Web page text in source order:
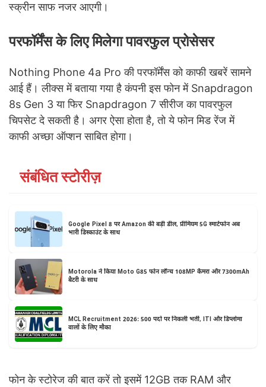
स्क्रीन साफ नजर आएगी।
परफॉर्मेंस के लिए मिलेगा पावरफुल प्रोसेसर
Nothing Phone 4a Pro की परफॉर्मेंस को काफी खबरें सामने
आई हैं। लीक्स में बताया गया है कंपनी इस फोन में Snapdragon
8s Gen 3 या फिर Snapdragon 7 सीरीज का पावरफुल
चिपसेट दे सकती है। अगर ऐसा होता है, तो ये फोन मिड रेंज में
काफी अच्छा ऑप्शन साबित होगा।
संबंधित स्टोरीज़
Google Pixel 8 पर Amazon की बड़ी डील, प्रीमियम 5G स्मार्टफोन अब
भारी डिस्काउंट के साथ
Motorola ने किया Moto G85 फोन लॉन्च 108MP कैमरा और 7300mAh
बैटरी के साथ
MCL Recruitment 2026: 500 पदों पर निकली भर्ती, ITI और डिप्लोमा
वालों के लिए मौका
फोन के स्टोरेज की बात करें तो इसमें 12GB तक RAM और